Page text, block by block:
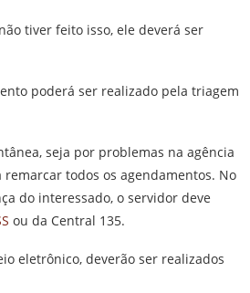
tiver feito isso, ele deverá ser
poderá ser realizado pela triagem
seja por problemas na agência
remarcar todos os agendamentos. No
do interessado, o servidor deve
ou da Central 135.
eletrônico, deverão ser realizados